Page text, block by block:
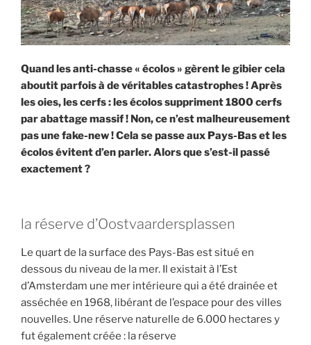
Quand les anti-chasse « écolos » gèrent le gibier cela
aboutit parfois à de véritables catastrophes ! Après
les oies, les cerfs : les écolos suppriment 1800 cerfs
par abattage massif ! Non, ce n’est malheureusement
pas une fake-new ! Cela se passe aux Pays-Bas et les
écolos évitent d’en parler. Alors que s’est-il passé
exactement ?
la réserve d’Oostvaardersplassen
Le quart de la surface des Pays-Bas est situé en
dessous du niveau de la mer. Il existait à l’Est
d’Amsterdam une mer intérieure qui a été drainée et
asséchée en 1968, libérant de l’espace pour des villes
nouvelles. Une réserve naturelle de 6.000 hectares y
fut également créée : la réserve